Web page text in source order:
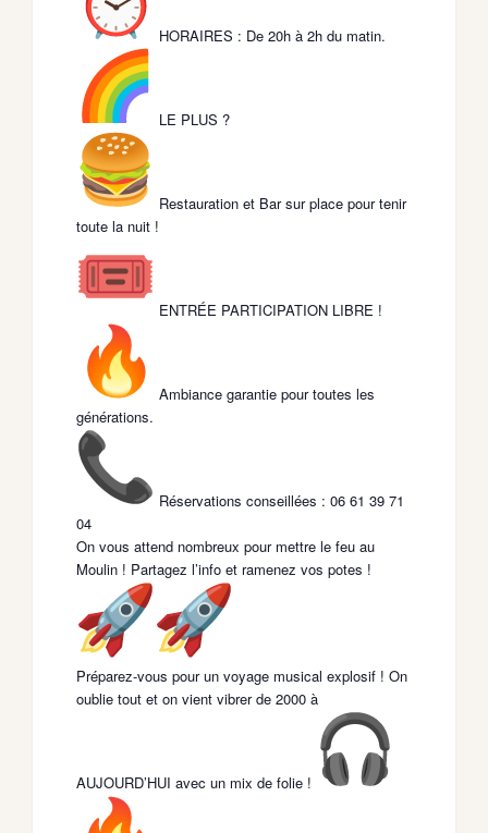
HORAIRES : De 20h à 2h du matin.
LE PLUS ?
Restauration et Bar sur place pour tenir
toute la nuit !
ENTRÉE PARTICIPATION LIBRE !
Ambiance garantie pour toutes les
générations.
Réservations conseillées : 06 61 39 71
04
​On vous attend nombreux pour mettre le feu au
Moulin ! Partagez l’info et ramenez vos potes !
​Préparez-vous pour un voyage musical explosif ! On
oublie tout et on vient vibrer de 2000 à
AUJOURD’HUI avec un mix de folie !